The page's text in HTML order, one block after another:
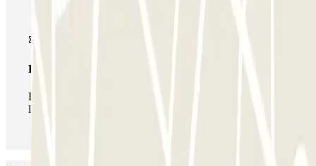
Pase ilimitado
Durante tu estancia podrás entrar y salir del parking todas
las veces que quieras.